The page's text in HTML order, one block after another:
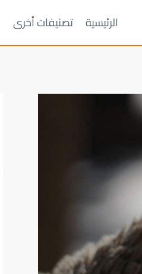
الرئيسية تصنيفات أخرى